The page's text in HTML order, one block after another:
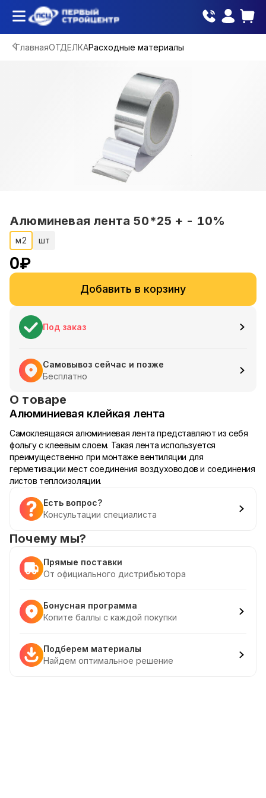
ГлавнаяОТДЕЛКАРасходные материалы
Алюминевая лента 50*25 + - 10%
м2 шт
0₽
Добавить в корзину
Под заказ
Самовывоз сейчас и позже
Бесплатно
О товаре
Алюминиевая клейкая лента
Самоклеящаяся алюминиевая лента представляют из себя
фольгу с клеевым слоем. Такая лента используется
преимущественно при монтаже вентиляции для
герметизации мест соединения воздуховодов и соединения
листов теплоизоляции.
Есть вопрос?
Консультации специалиста
Почему мы?
Прямые поставки
От официального дистрибьютора
Бонусная программа
Копите баллы с каждой покупки
Подберем материалы
Найдем оптимальное решение